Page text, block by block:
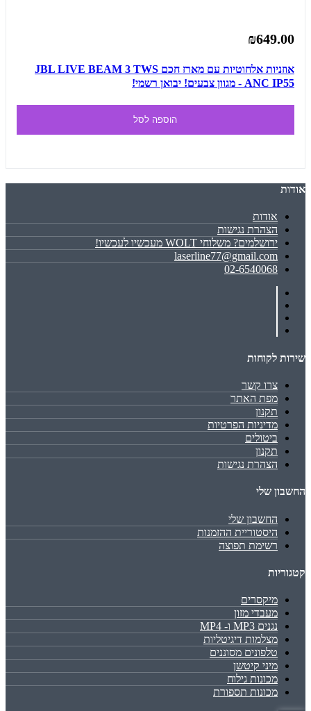
₪649.00
אוזניות אלחוטיות עם מארז חכם JBL LIVE BEAM 3 TWS
ANC IP55 - מגוון צבעים! יבואן רשמי!
הוספה לסל
אודות
אודות
הצהרת נגישות
ירושלמים? משלוחי WOLT מעכשיו לעכשיו!
laserline77@gmail.com
02-6540068
שירות לקוחות
צרו קשר
מפת האתר
תקנון
מדיניות הפרטיות
ביטולים
תקנון
הצהרת נגישות
החשבון שלי
החשבון שלי
היסטוריית ההזמנות
רשימת תפוצה
קטגוריות
מיקסרים
מעבדי מזון
נגנים MP3 ו- MP4
מצלמות דיגיטליות
טלפונים מסוננים
מיני קיטשן
מכונות גילוח
מכונות תספורת